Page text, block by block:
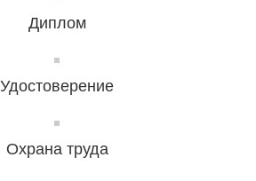
Диплом
Удостоверение
Охрана труда